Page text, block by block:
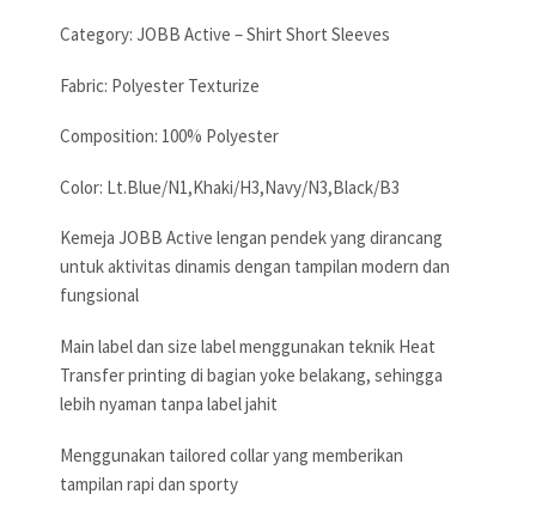
Category: JOBB Active – Shirt Short Sleeves
Fabric: Polyester Texturize
Composition: 100% Polyester
Color: Lt.Blue/N1,Khaki/H3,Navy/N3,Black/B3
Kemeja JOBB Active lengan pendek yang dirancang
untuk aktivitas dinamis dengan tampilan modern dan
fungsional
Main label dan size label menggunakan teknik Heat
Transfer printing di bagian yoke belakang, sehingga
lebih nyaman tanpa label jahit
Menggunakan tailored collar yang memberikan
tampilan rapi dan sporty